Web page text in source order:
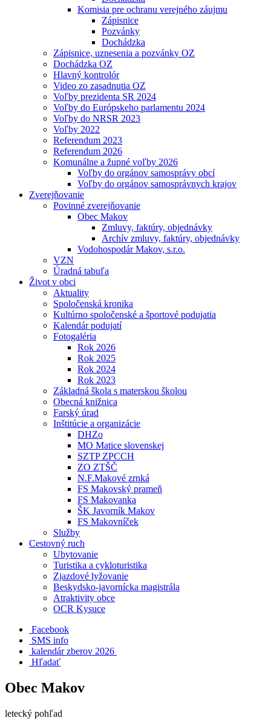
Komisia pre ochranu verejného záujmu
Zápisnice
Pozvánky
Dochádzka
Zápisnice, uznesenia a pozvánky OZ
Dochádzka OZ
Hlavný kontrolór
Video zo zasadnutia OZ
Voľby prezidenta SR 2024
Voľby do Európskeho parlamentu 2024
Voľby do NRSR 2023
Voľby 2022
Referendum 2023
Referendum 2026
Komunálne a župné voľby 2026
Voľby do orgánov samosprávy obcí
Voľby do orgánov samosprávnych krajov
Zverejňovanie
Povinné zverejňovanie
Obec Makov
Zmluvy, faktúry, objednávky
Archív zmluvy, faktúry, objednávky
Vodohospodár Makov, s.r.o.
VZN
Úradná tabuľa
Život v obci
Aktuality
Spoločenská kronika
Kultúrno spoločenské a športové podujatia
Kalendár podujatí
Fotogaléria
Rok 2026
Rok 2025
Rok 2024
Rok 2023
Základná škola s materskou školou
Obecná knižnica
Farský úrad
Inštitúcie a organizácie
DHZo
MO Matice slovenskej
SZTP ZPCCH
ZO ZTŠČ
N.F.Makové zrnká
FS Makovský prameň
FS Makovanka
ŠK Javorník Makov
FS Makovníček
Služby
Cestovný ruch
Ubytovanie
Turistika a cykloturistika
Zjazdové lyžovanie
Beskydsko-javornícka magistrála
Atraktivity obce
OCR Kysuce
Facebook
SMS info
​ kalendár zberov 2026
Hľadať
Obec Makov
letecký pohľad